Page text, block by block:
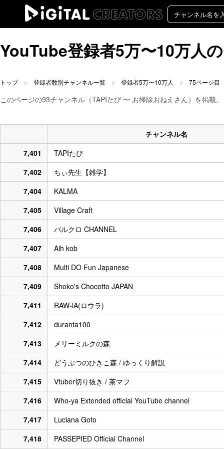
YouTube登録者5万〜10万人
トップ 登録者数別チャンネル一覧 登録者5万〜10万人 75ページ目
このページの93チャンネル（TAPIたぴ 〜 お掃除おねえさん）を掲載。
チャンネル名
7,401
TAPIたぴ
7,402
ちぃ先生【雑学】
7,404
KALMA
7,405
Village Craft
7,406
パルクロ CHANNEL
7,407
Aih kob
7,408
Multi DO Fun Japanese
7,409
Shoko's Chocotto JAPAN
7,411
RAW-lA(ロウラ)
7,412
duranta100
7,413
メリーミルクの森
7,414
どうぶつのひきこ森 / ゆっくり解説
7,415
Vtuber切り抜き / 茶マフ
7,416
Who-ya Extended official YouTube channel
7,417
Luciana Goto
7,418
PASSEPIED Official Channel